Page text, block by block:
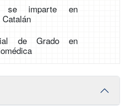
se imparte en
de Grado en